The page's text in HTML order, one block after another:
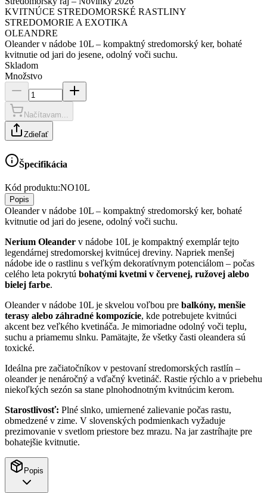
KVITNÚCE STREDOMORSKÉ RASTLINY
STREDOMORIE A EXOTIKA
OLEANDRE
Oleander v nádobe 10L – kompaktný stredomorský ker, bohaté
kvitnutie od jari do jesene, odolný voči suchu.
Skladom
Množstvo
Načítavam...
Zdieľať
Špecifikácia
Kód produktu:NO10L
Popis
Oleander v nádobe 10L – kompaktný stredomorský ker, bohaté
kvitnutie od jari do jesene, odolný voči suchu.
Nerium Oleander v nádobe 10L je kompaktný exemplár tejto
legendárnej stredomorskej kvitnúcej dreviny. Napriek menšej
nádobe ide o rastlinu s veľkým dekoratívnym potenciálom – počas
celého leta pokrytú bohatými kvetmi v červenej, ružovej alebo
bielej farbe.
Oleander v nádobe 10L je skvelou voľbou pre balkóny, menšie
terasy alebo záhradné kompozície, kde potrebujete kvitnúci
akcent bez veľkého kvetináča. Je mimoriadne odolný voči teplu,
suchu a priamemu slnku. Pamätajte, že všetky časti oleandera sú
toxické.
Ideálna pre začiatočníkov v pestovaní stredomorských rastlín –
oleander je nenáročný a vďačný kvetináč. Rastie rýchlo a v priebehu
niekoľkých sezón sa stane plnohodnotným kvitnúcim kerom.
Starostlivosť: Plné slnko, umiernené zalievanie počas rastu,
obmedzené v zime. V slovenských podmienkach vyžaduje
prezimovanie v svetlom priestore bez mrazu. Na jar zastríhajte pre
bohatejšie kvitnutie.
Popis